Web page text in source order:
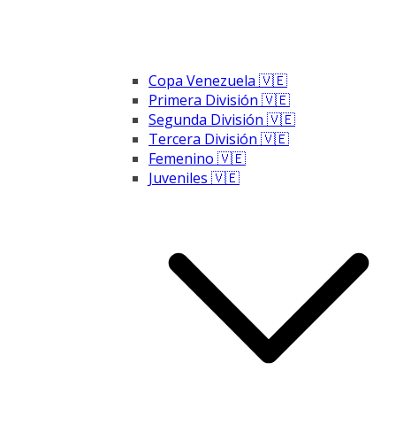
Copa Venezuela 🇻🇪
Primera División 🇻🇪
Segunda División 🇻🇪
Tercera División 🇻🇪
Femenino 🇻🇪
Juveniles 🇻🇪